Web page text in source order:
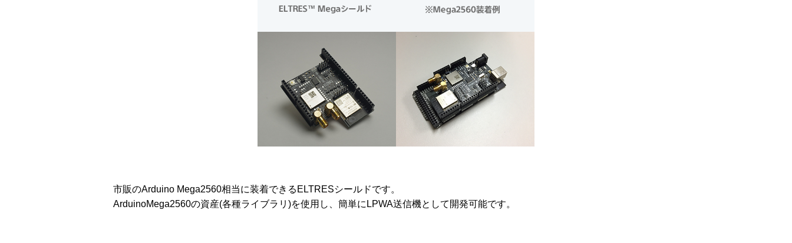
市販のArduino Mega2560相当に装着できるELTRESシールドです。
ArduinoMega2560の資産(各種ライブラリ)を使用し、簡単にLPWA送信機として開発可能です。